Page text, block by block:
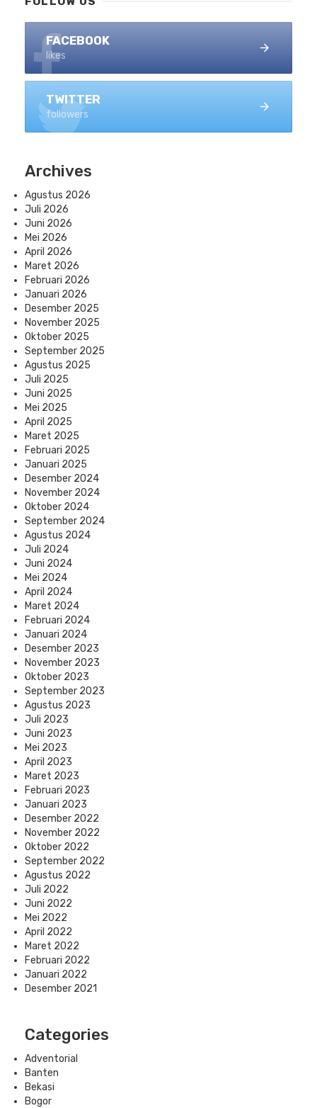
FACEBOOK
likes
TWITTER
followers
Archives
Agustus 2026
Juli 2026
Juni 2026
Mei 2026
April 2026
Maret 2026
Februari 2026
Januari 2026
Desember 2025
November 2025
Oktober 2025
September 2025
Agustus 2025
Juli 2025
Juni 2025
Mei 2025
April 2025
Maret 2025
Februari 2025
Januari 2025
Desember 2024
November 2024
Oktober 2024
September 2024
Agustus 2024
Juli 2024
Juni 2024
Mei 2024
April 2024
Maret 2024
Februari 2024
Januari 2024
Desember 2023
November 2023
Oktober 2023
September 2023
Agustus 2023
Juli 2023
Juni 2023
Mei 2023
April 2023
Maret 2023
Februari 2023
Januari 2023
Desember 2022
November 2022
Oktober 2022
September 2022
Agustus 2022
Juli 2022
Juni 2022
Mei 2022
April 2022
Maret 2022
Februari 2022
Januari 2022
Desember 2021
Categories
Adventorial
Banten
Bekasi
Bogor